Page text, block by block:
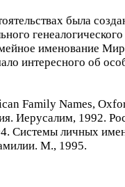
была
именование
интересного об
Family Names,
Иерусалим, 1992.
Системы личных
М., 1995.